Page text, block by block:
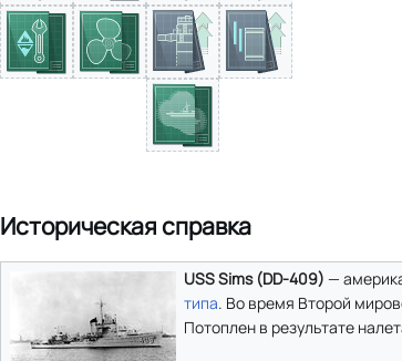
Историческая справка
USS Sims (DD-409) —
типа. Во время Второй
Потоплен в результате